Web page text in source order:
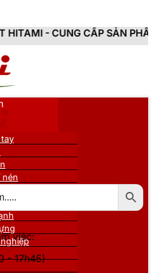
SẢN PHẨM CHÍNH
việc:
- 17h45)
nén